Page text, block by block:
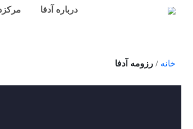
درباره آدفا
خانه / رزومه آدفا